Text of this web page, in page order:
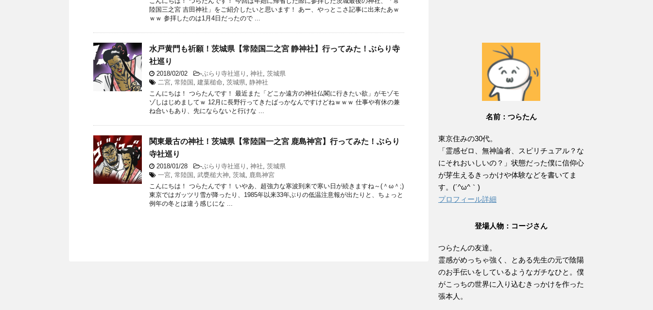
陸国三之宮 吉田神社」をご紹介したいと思います！ あー、やっとこさ記事に出来たあｗ
ｗｗ 参拝したのは1月4日だったので ...
水戸黄門も祈願！茨城県【常陸国二之宮 静神社】行ってみた！ぶらり寺
社巡り
2018/02/02 -ぶらり寺社巡り , 神社, 茨城県
二宮, 常陸国 , 建葉槌命, 茨城県, 静神社
こんにちは！ つらたんです！ 最近また「どこか遠方の神社仏閣に行きたい欲」がモゾモ
ゾしはじめましてｗ 12月に長野行ってきたばっかなんですけどねｗｗｗ 仕事や有休の兼
ね合いもあり、先にならないと行けな ...
関東最古の神社！茨城県【常陸国一之宮 鹿島神宮】行ってみた！ぶらり
寺社巡り
2018/01/28 -ぶらり寺社巡り , 神社, 茨城県
一宮, 常陸国 , 武甕槌大神, 茨城, 鹿島神宮
こんにちは！ つらたんです！ いやあ、超強力な寒波到来で寒い日が続きますね～(＾ω＾;)
東京ではガッツリ雪が降ったり、1985年以来33年ぶりの低温注意報が出たりと、ちょっと
例年の冬とは違う感じにな ...
名前：つらたん
東京住みの30代。
「霊感ゼロ、無神論者、スピリチュアル？な
にそれおいしいの？」状態だった僕に信仰心
が芽生えるきっかけや体験などを書いてま
す。(´^ω^｀)
プロフィール詳細
登場人物：コージさん
つらたんの友達。
霊感がめっちゃ強く、とある先生の元で陰陽
のお手伝いをしているようなガチなひと。僕
がこっちの世界に入り込むきっかけを作った
張本人。